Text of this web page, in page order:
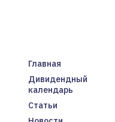
Главная
Дивидендный
календарь
Статьи